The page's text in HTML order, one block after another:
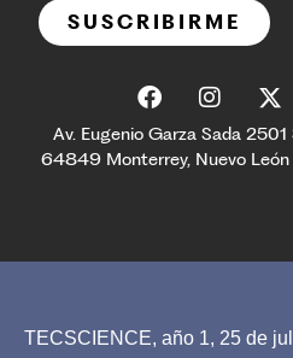
SUSCRIBIRME
Av. Eugenio Garza Sada 2501
64849 Monterrey, Nuevo
TECSCIENCE, año 1, 25 de